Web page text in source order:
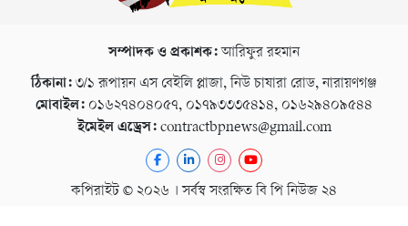
সম্পাদক ও প্রকাশক:আরিফুর রহমান
ঠিকানা: ৩/১ রূপায়ন এস বেইলি প্লাজা, নিউ চাষারা রোড, নারায়ণগঞ্জ
মোবাইল: ০১৬২৭৪০৪০৫৭, ০১৭৯৩৩৩৫৪১৪, ০১৬২৯৪০৯৫৪৪
ইমেইল এড্রেস:contractbpnews@gmail.com
কপিরাইট © ২০২৬ । সর্বস্ব সংরক্ষিত বি পি নিউজ ২৪